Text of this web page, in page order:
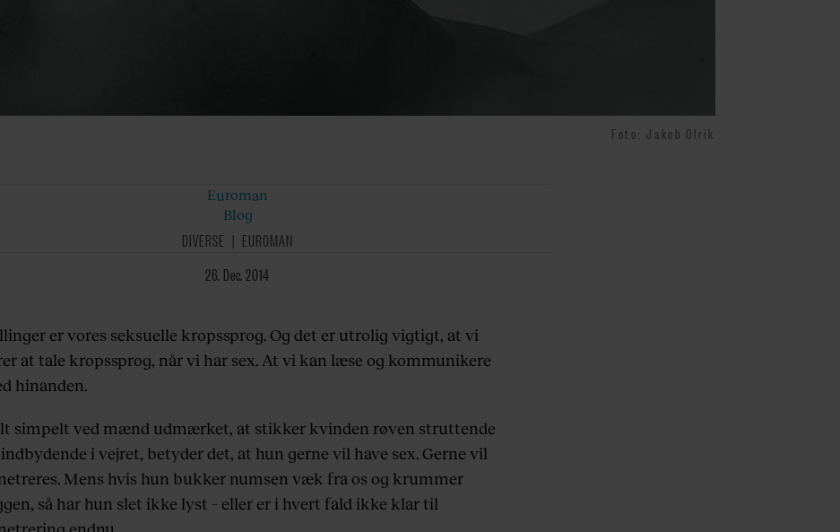
Foto: Jakob Olrik
Euroman
Blog
DIVERSE
EUROMAN
26. Dec. 2014
er vores seksuelle kropssprog. Og det er utrolig vigtigt, at vi
at tale kropssprog, når vi har sex. At vi kan læse og kommunikere
hinanden.
simpelt ved mænd udmærket, at stikker kvinden røven struttende
i vejret, betyder det, at hun gerne vil have sex. Gerne vil
Mens hvis hun bukker numsen væk fra os og krummer
så har hun slet ikke lyst – eller er i hvert fald ikke klar til